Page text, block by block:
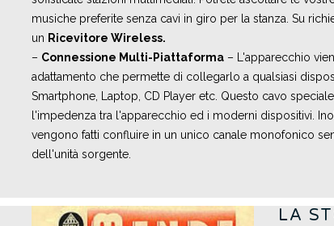
musiche preferite senza cavi in giro per la stanza. Su
un Ricevitore Wireless.
– Connessione Multi-Piattaforma – L'apparecchio
adattamento che permette di collegarlo a qualsiasi
Smartphone, Laptop, CD Player etc. Questo cavo
l'impedenza tra l'apparecchio ed i moderni dispositivi.
vengono fatti confluire in un unico canale monofonico
dell'unità sorgente.
LA